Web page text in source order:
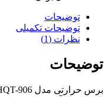
توضیحات
توضیحات تکمیلی
نظرات (1)
توضیحات